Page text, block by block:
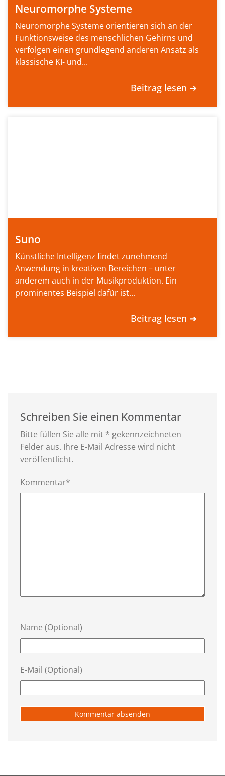
Neuromorphe Systeme
Neuromorphe Systeme orientieren sich an der
Funktionsweise des menschlichen Gehirns und
verfolgen einen grundlegend anderen Ansatz als
klassische KI- und...
Beitrag lesen ➔
Suno
Künstliche Intelligenz findet zunehmend
Anwendung in kreativen Bereichen – unter
anderem auch in der Musikproduktion. Ein
prominentes Beispiel dafür ist...
Beitrag lesen ➔
Schreiben Sie einen Kommentar
Bitte füllen Sie alle mit * gekennzeichneten
Felder aus. Ihre E-Mail Adresse wird nicht
veröffentlicht.
Kommentar*
Name (Optional)
E-Mail (Optional)